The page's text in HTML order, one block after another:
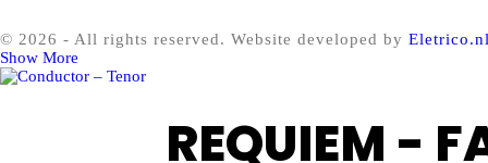
© 2026 - All rights reserved. Website developed by Eletrico.nl
Show More
REQUIEM -